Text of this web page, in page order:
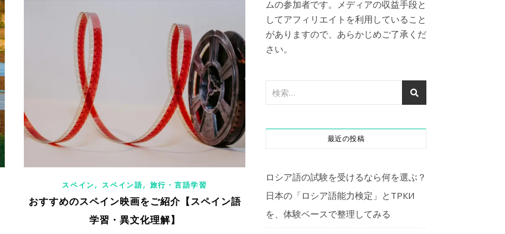
スペイン, スペイン語, 旅行・言語学習
おすすめのスペイン映画をご紹介【スペイン語
学習・異文化理解】
ムの参加者です。メディアの収益手段と
してアフィリエイトを利用していること
がありますので、あらかじめご了承くだ
さい。
最近の投稿
ロシア語の試験を受けるなら何を選ぶ？
日本の「ロシア語能力検定」とТРКИ
を、体験ベースで整理してみる